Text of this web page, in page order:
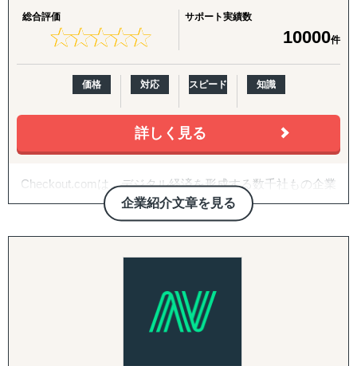
総合評価
★★★★★
★★★★★
サポート実績数
10000件
価格 対応 スピード 知識
詳しく見る
企業紹介文章を見る
Checkout.comは、デジタル経済を形成する数千社もの企業
に対して決済処理手段を提供しています。当社のグローバ
ルデジタル決済ネットワークは145を超える各国通貨に柔
軟に対応し、年間数十億件の取引を処理する高性能な決済
ソリューションを世界中に提供しています。
柔軟かつ拡張性のあるテクノロジーによって、当社は企業
の決済の承認率改善、処理コストの削減、不正取引の削減
を支援することで、決済を主要な収益源とすることに貢献